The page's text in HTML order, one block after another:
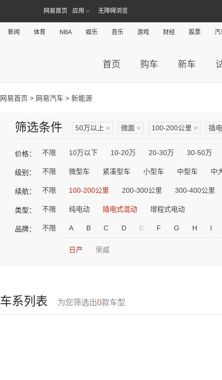
网易首页 应用 无障碍浏览
新闻 体育 NBA 娱乐 音乐 游戏 财经 股票 汽
首页 购车 新车
网易首页 > 网易汽车 > 新能源
筛选条件 50万以上 × 微面 × 100-200公里 × 插
价格： 不限 10万以下 10-20万 20-30万 30-50万
级别： 不限 微型车 紧凑型车 小型车 中型车 中
续航： 不限 100-200公里 200-300公里 300-400公里
类型： 不限 纯电动 插电式混动 增程式电动
品牌： 不限 A B C D E F G H I
日产 荣威
车系列表 为您筛选出0款车型